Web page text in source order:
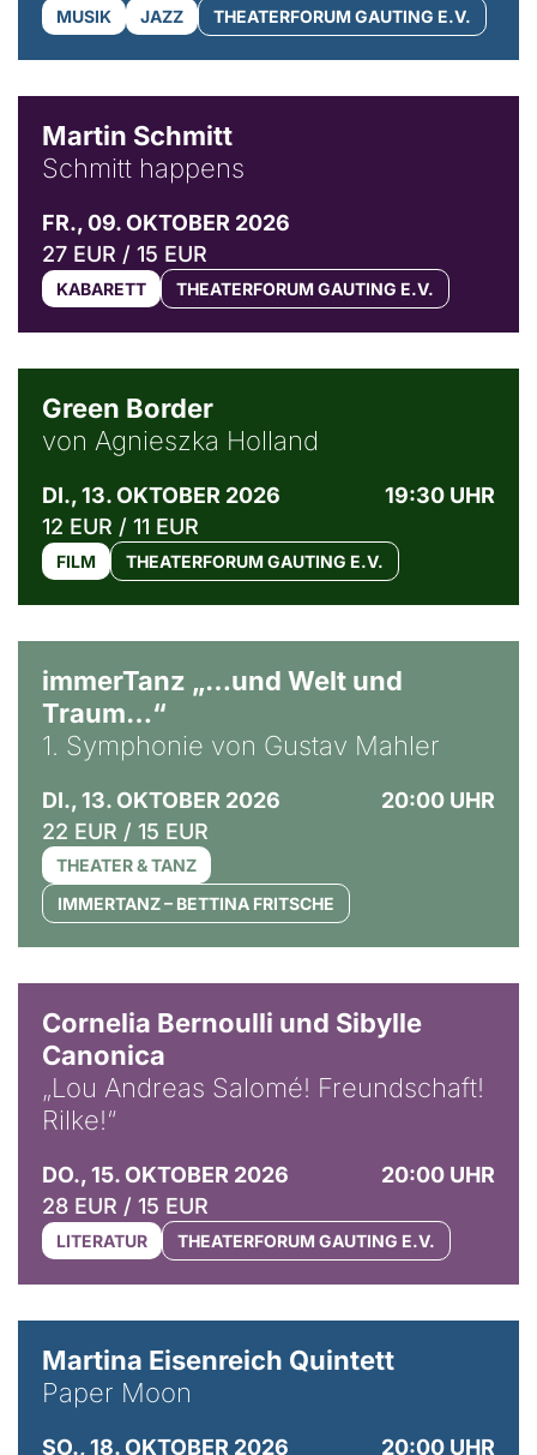
MUSIK JAZZ THEATERFORUM GAUTING E.V.
Martin Schmitt
Schmitt happens
FR., 09. OKTOBER 2026
27 EUR / 15 EUR
KABARETT THEATERFORUM GAUTING E.V.
Green Border
von Agnieszka Holland
DI., 13. OKTOBER 2026
19:30 UHR
12 EUR / 11 EUR
FILM THEATERFORUM GAUTING E.V.
immerTanz „…und Welt und
Traum…“
1. Symphonie von Gustav Mahler
DI., 13. OKTOBER 2026
20:00 UHR
22 EUR / 15 EUR
THEATER & TANZ
IMMERTANZ – BETTINA FRITSCHE
Cornelia Bernoulli und Sibylle
Canonica
„Lou Andreas Salomé! Freundschaft!
Rilke!“
DO., 15. OKTOBER 2026
20:00 UHR
28 EUR / 15 EUR
LITERATUR THEATERFORUM GAUTING E.V.
Martina Eisenreich Quintett
Paper Moon
SO., 18. OKTOBER 2026 20:00 UHR